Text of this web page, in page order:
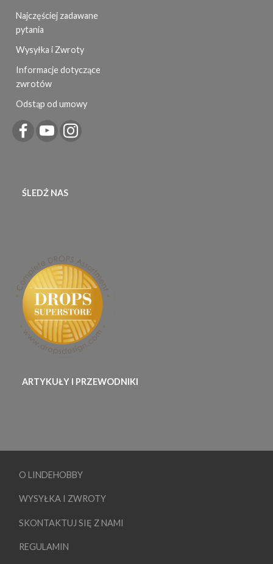
Najczęściej zadawane
pytania
Wysyłka i Zwroty
Informacje dotyczące
zwrotów
Odstąp od umowy
ŚLEDŹ NAS
ARTYKUŁY I PRZEWODNIKI
O LINDEHOBBY
WYSYŁKA I ZWROTY
SKONTAKTUJ SIĘ Z NAMI
REGULAMIN